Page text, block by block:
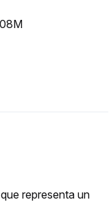
representa un